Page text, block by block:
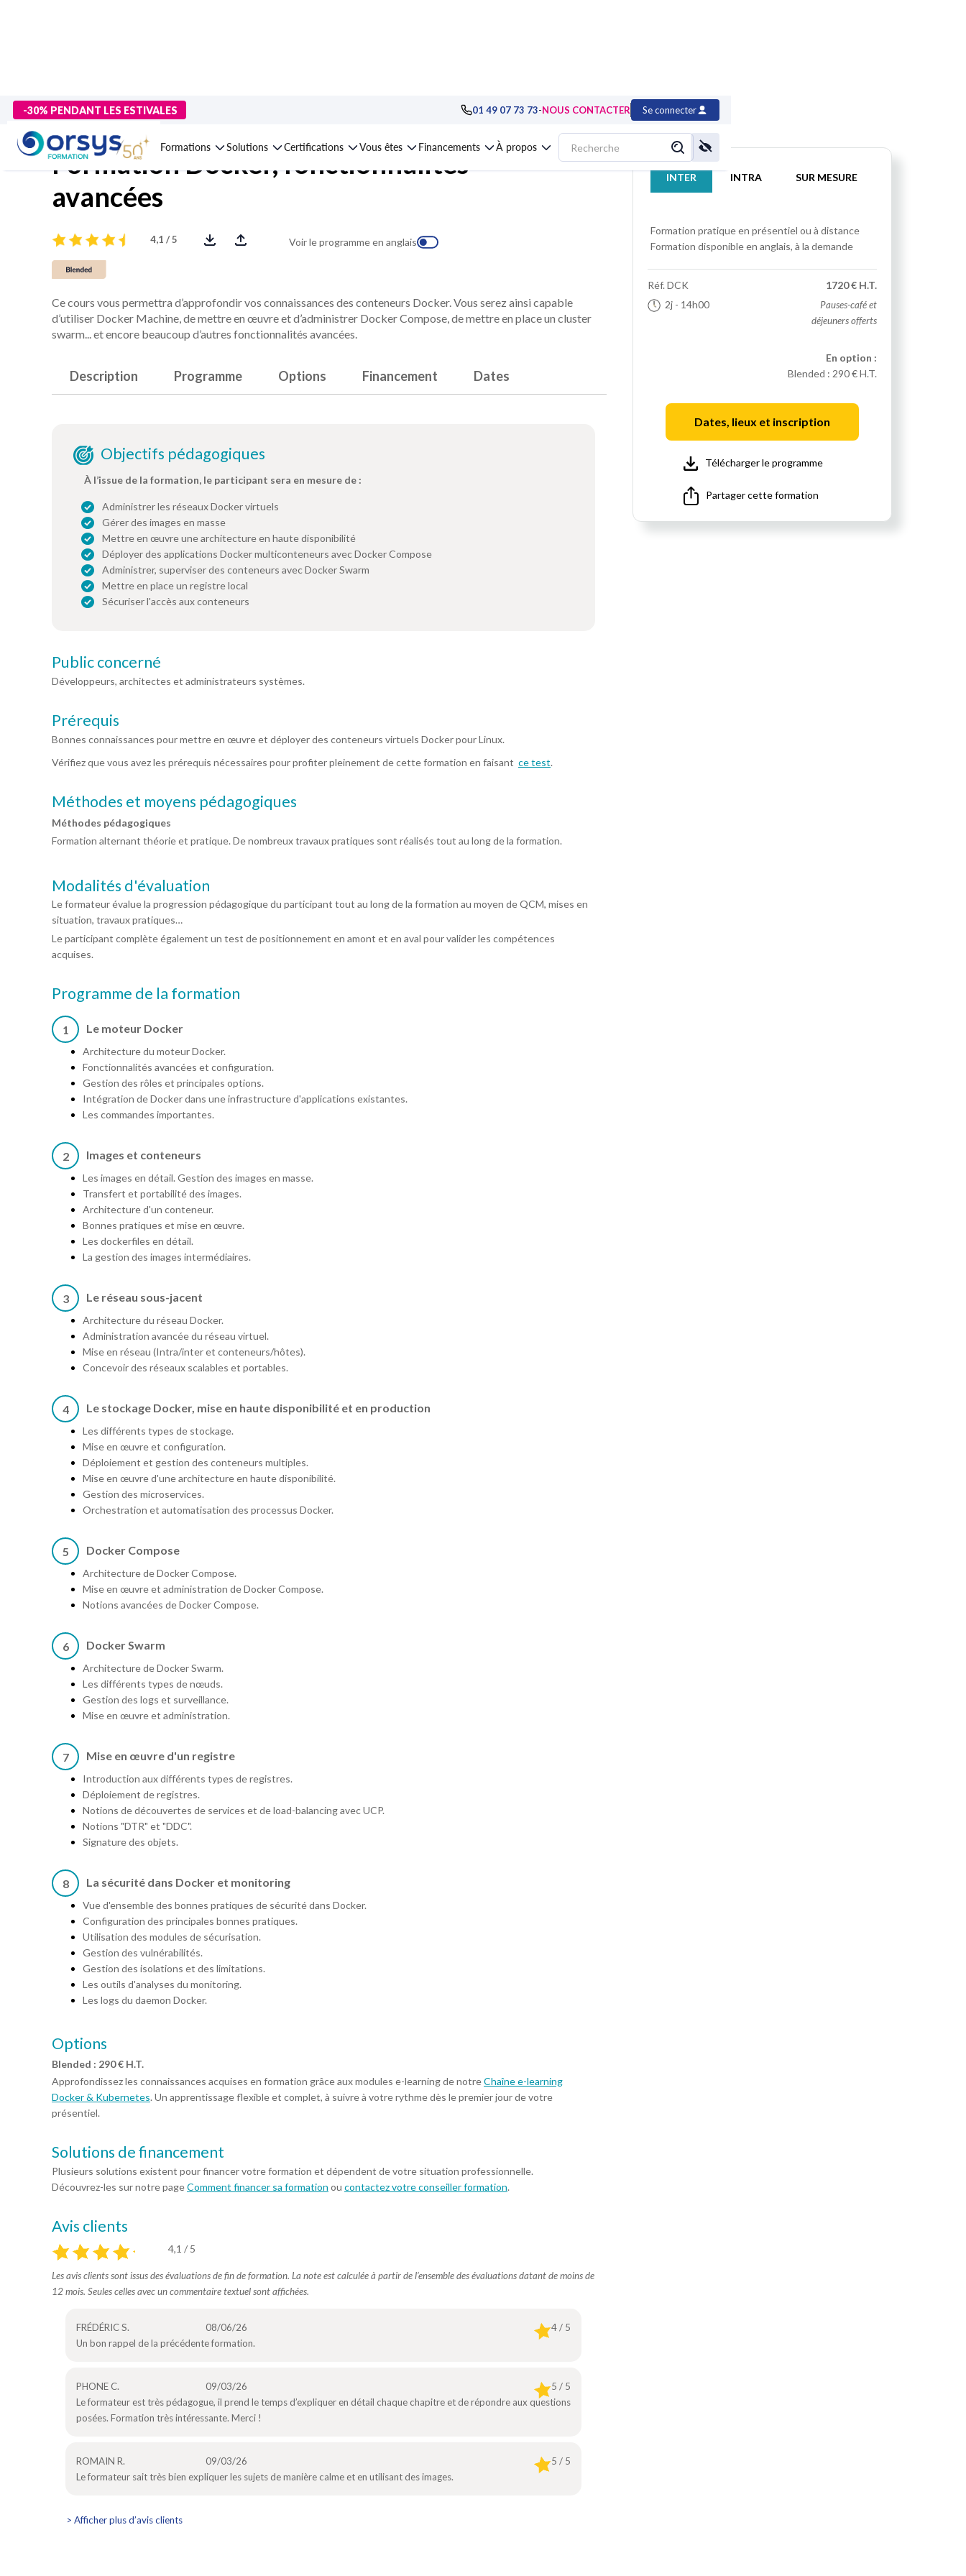
-30% PENDANT LES ESTIVALES 01 49 07 73 73-NOUS CONTACTER Se connecter
Formations Solutions Certifications Vous êtes Financements À propos
> Formations>Technologies numériques Formation Docker, fonctionnalités avancées
Formation Docker, fonctionnalités
avancées
4,1 / 5 Voir le programme en anglais
INTER INTRA SUR MESURE
Formation pratique en présentiel ou à distance
Formation disponible en anglais, à la demande
Réf. DCK
2j - 14h00
1720 € H.T.
Pauses-café et
déjeuners offerts
En option :
Blended : 290 € H.T.
Dates, lieux et inscription
Télécharger le programme
Partager cette formation
Ce cours vous permettra d’approfondir vos connaissances des conteneurs Docker. Vous serez ainsi capable
d’utiliser Docker Machine, de mettre en œuvre et d’administrer Docker Compose, de mettre en place un cluster
swarm... et encore beaucoup d’autres fonctionnalités avancées.
Description Programme Options Financement Dates
Objectifs pédagogiques
À l’issue de la formation, le participant sera en mesure de :
Administrer les réseaux Docker virtuels
Gérer des images en masse
Mettre en œuvre une architecture en haute disponibilité
Déployer des applications Docker multiconteneurs avec Docker Compose
Administrer, superviser des conteneurs avec Docker Swarm
Mettre en place un registre local
Sécuriser l'accès aux conteneurs
Public concerné
Développeurs, architectes et administrateurs systèmes.
Prérequis
Bonnes connaissances pour mettre en œuvre et déployer des conteneurs virtuels Docker pour Linux.
Vérifiez que vous avez les prérequis nécessaires pour profiter pleinement de cette formation en faisant ce test.
Méthodes et moyens pédagogiques
Méthodes pédagogiques
Formation alternant théorie et pratique. De nombreux travaux pratiques sont réalisés tout au long de la formation.
Modalités d'évaluation
Le formateur évalue la progression pédagogique du participant tout au long de la formation au moyen de QCM, mises en
situation, travaux pratiques…
Le participant complète également un test de positionnement en amont et en aval pour valider les compétences
acquises.
Programme de la formation
1 Le moteur Docker
Architecture du moteur Docker.
Fonctionnalités avancées et configuration.
Gestion des rôles et principales options.
Intégration de Docker dans une infrastructure d'applications existantes.
Les commandes importantes.
2 Images et conteneurs
Les images en détail. Gestion des images en masse.
Transfert et portabilité des images.
Architecture d'un conteneur.
Bonnes pratiques et mise en œuvre.
Les dockerfiles en détail.
La gestion des images intermédiaires.
3 Le réseau sous-jacent
Architecture du réseau Docker.
Administration avancée du réseau virtuel.
Mise en réseau (Intra/inter et conteneurs/hôtes).
Concevoir des réseaux scalables et portables.
4 Le stockage Docker, mise en haute disponibilité et en production
Les différents types de stockage.
Mise en œuvre et configuration.
Déploiement et gestion des conteneurs multiples.
Mise en œuvre d'une architecture en haute disponibilité.
Gestion des microservices.
Orchestration et automatisation des processus Docker.
5 Docker Compose
Architecture de Docker Compose.
Mise en œuvre et administration de Docker Compose.
Notions avancées de Docker Compose.
6 Docker Swarm
Architecture de Docker Swarm.
Les différents types de nœuds.
Gestion des logs et surveillance.
Mise en œuvre et administration.
7 Mise en œuvre d'un registre
Introduction aux différents types de registres.
Déploiement de registres.
Notions de découvertes de services et de load-balancing avec UCP.
Notions "DTR" et "DDC".
Signature des objets.
8 La sécurité dans Docker et monitoring
Vue d'ensemble des bonnes pratiques de sécurité dans Docker.
Configuration des principales bonnes pratiques.
Utilisation des modules de sécurisation.
Gestion des vulnérabilités.
Gestion des isolations et des limitations.
Les outils d'analyses du monitoring.
Les logs du daemon Docker.
Options
Blended : 290 € H.T.
Approfondissez les connaissances acquises en formation grâce aux modules e-learning de notreChaîne e-learning
Docker & Kubernetes. Un apprentissage flexible et complet, à suivre à votre rythme dès le premier jour de votre
présentiel.
Solutions de financement
Plusieurs solutions existent pour financer votre formation et dépendent de votre situation professionnelle.
Découvrez-les sur notre pageComment financer sa formation ou contactez votre conseiller formation.
Avis clients
4,1 / 5
Les avis clients sont issus des évaluations de fin de formation. La note est calculée à partir de l’ensemble des évaluations datant de moins de
12 mois. Seules celles avec un commentaire textuel sont affichées.
FRÉDÉRIC S. 08/06/26
4 / 5
Un bon rappel de la précédente formation.
PHONE C. 09/03/26
5 / 5
Le formateur est très pédagogue, il prend le temps d’expliquer en détail chaque chapitre et de répondre aux questions
posées. Formation très intéressante. Merci !
ROMAIN R. 09/03/26
5 / 5
Le formateur sait très bien expliquer les sujets de manière calme et en utilisant des images.
> Afficher plus d’avis clients